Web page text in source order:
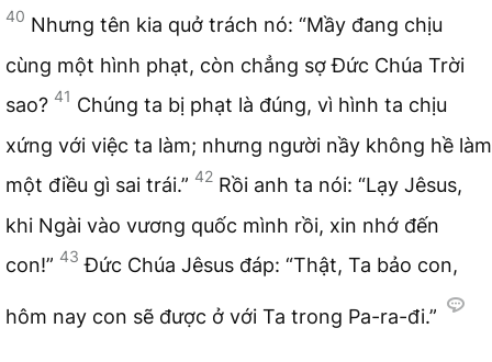
40 Nhưng tên kia quở trách nó: “Mầy đang chịu
cùng một hình phạt, còn chẳng sợ Đức Chúa Trời
sao? 41 Chúng ta bị phạt là đúng, vì hình ta chịu
xứng với việc ta làm; nhưng người nầy không hề làm
một điều gì sai trái.” 42 Rồi anh ta nói: “Lạy Jêsus,
khi Ngài vào vương quốc mình rồi, xin nhớ đến
con!” 43 Đức Chúa Jêsus đáp: “Thật, Ta bảo con,
hôm nay con sẽ được ở với Ta trong Pa-ra-đi.”